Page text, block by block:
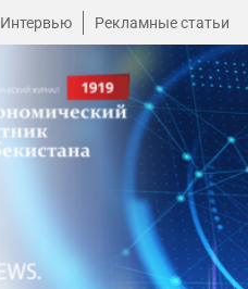
Интервью Рекламные статьи